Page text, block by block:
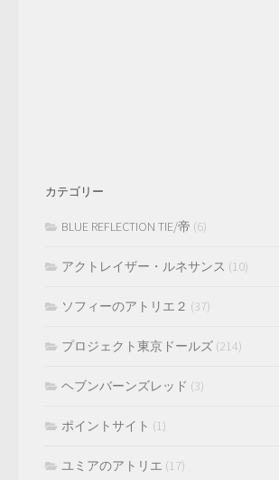
カテゴリー
BLUE REFLECTION TIE/帝 (6)
アクトレイザー・ルネサンス (10)
ソフィーのアトリエ２ (37)
プロジェクト東京ドールズ (214)
ヘブンバーンズレッド (3)
ポイントサイト (1)
ユミアのアトリエ (17)